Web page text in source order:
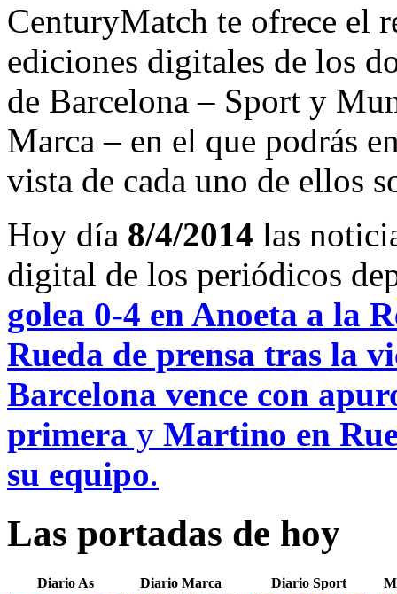
CenturyMatch te ofrece el
ediciones digitales de los
de Barcelona – Sport y
Marca – en el que podrás
vista de cada uno de ellos
Hoy día 8/4/2014 las
digital de los periódicos
golea 0-4 en Anoeta a la
Rueda de prensa tras la
Barcelona vence con
primera y Martino en
su equipo.
Las portadas de hoy
Diario As Diario Marca Diario Sport